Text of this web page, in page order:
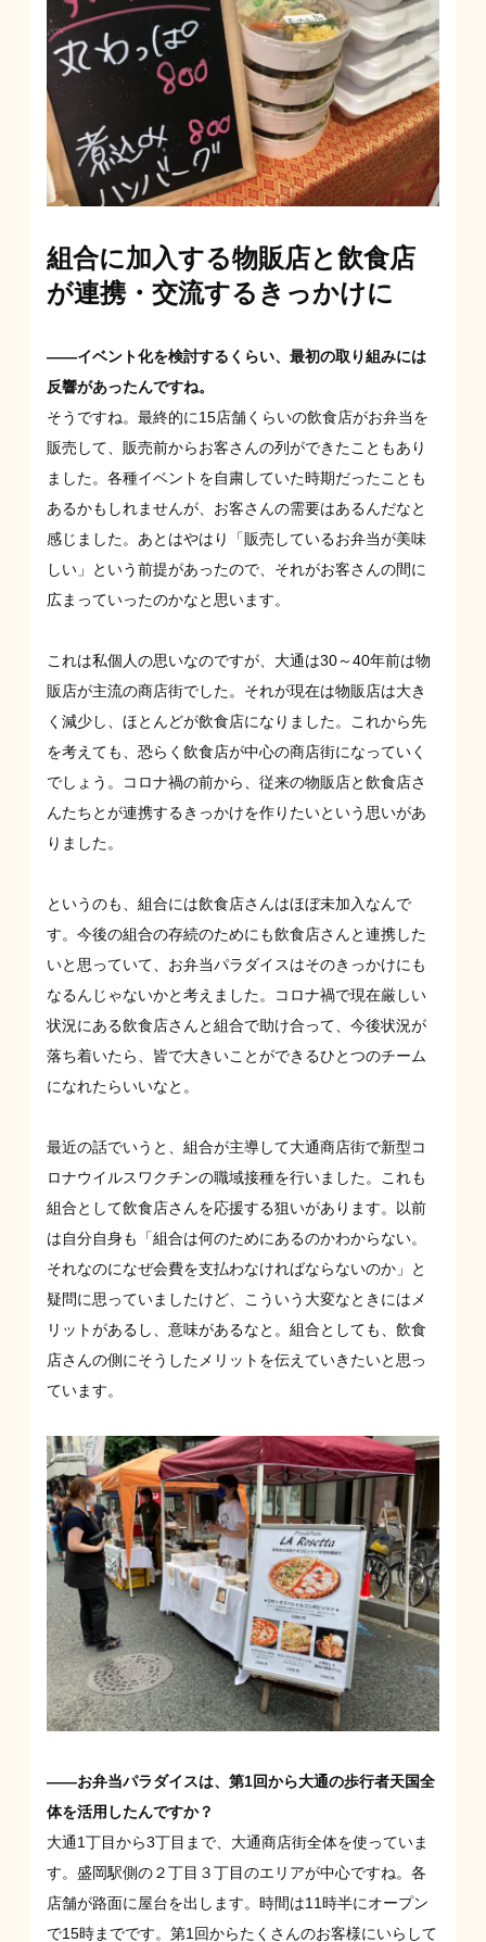
組合に加入する物販店と飲食店
が連携・交流するきっかけに
――イベント化を検討するくらい、最初の取り組みには
反響があったんですね。
そうですね。最終的に15店舗くらいの飲食店がお弁当を
販売して、販売前からお客さんの列ができたこともあり
ました。各種イベントを自粛していた時期だったことも
あるかもしれませんが、お客さんの需要はあるんだなと
感じました。あとはやはり「販売しているお弁当が美味
しい」という前提があったので、それがお客さんの間に
広まっていったのかなと思います。
これは私個人の思いなのですが、大通は30～40年前は物
販店が主流の商店街でした。それが現在は物販店は大き
く減少し、ほとんどが飲食店になりました。これから先
を考えても、恐らく飲食店が中心の商店街になっていく
でしょう。コロナ禍の前から、従来の物販店と飲食店さ
んたちとが連携するきっかけを作りたいという思いがあ
りました。
というのも、組合には飲食店さんはほぼ未加入なんで
す。今後の組合の存続のためにも飲食店さんと連携した
いと思っていて、お弁当パラダイスはそのきっかけにも
なるんじゃないかと考えました。コロナ禍で現在厳しい
状況にある飲食店さんと組合で助け合って、今後状況が
落ち着いたら、皆で大きいことができるひとつのチーム
になれたらいいなと。
最近の話でいうと、組合が主導して大通商店街で新型コ
ロナウイルスワクチンの職域接種を行いました。これも
組合として飲食店さんを応援する狙いがあります。以前
は自分自身も「組合は何のためにあるのかわからない。
それなのになぜ会費を支払わなければならないのか」と
疑問に思っていましたけど、こういう大変なときにはメ
リットがあるし、意味があるなと。組合としても、飲食
店さんの側にそうしたメリットを伝えていきたいと思っ
ています。
――お弁当パラダイスは、第1回から大通の歩行者天国全
体を活用したんですか？
大通1丁目から3丁目まで、大通商店街全体を使っていま
す。盛岡駅側の２丁目３丁目のエリアが中心ですね。各
店舗が路面に屋台を出します。時間は11時半にオープン
で15時までです。第1回からたくさんのお客様にいらして